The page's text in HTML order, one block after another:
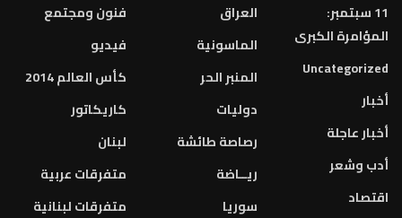
11 سبتمبر:
المؤامرة الكبرى
Uncategorized
أخبار
أخبار عاجلة
أدب وشعر
اقتصاد
العراق
الماسونية
المنبر الحر
دوليات
رصاصة طائشة
ريــاضة
سوريا
فنون ومجتمع
فيديو
كأس العالم 2014
كاريكاتور
لبنان
متفرقات عربية
متفرقات لبنانية